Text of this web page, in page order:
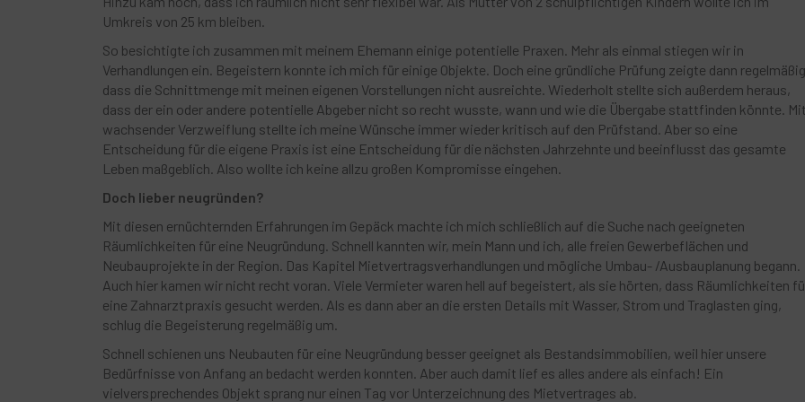
Umkreis von 25 km bleiben.
So besichtigte ich zusammen mit meinem Ehemann einige potentielle Praxen. Mehr als einmal stiegen wir in
Verhandlungen ein. Begeistern konnte ich mich für einige Objekte. Doch eine gründliche Prüfung zeigte dann
dass die Schnittmenge mit meinen eigenen Vorstellungen nicht ausreichte. Wiederholt stellte sich außerdem heraus,
dass der ein oder andere potentielle Abgeber nicht so recht wusste, wann und wie die Übergabe stattfinden könnte. Mit
wachsender Verzweiflung stellte ich meine Wünsche immer wieder kritisch auf den Prüfstand. Aber so eine
Entscheidung für die eigene Praxis ist eine Entscheidung für die nächsten Jahrzehnte und beeinflusst das gesamte
Leben maßgeblich. Also wollte ich keine allzu großen Kompromisse eingehen.
Doch lieber neugründen?
Mit diesen ernüchternden Erfahrungen im Gepäck machte ich mich schließlich auf die Suche nach geeigneten
Räumlichkeiten für eine Neugründung. Schnell kannten wir, mein Mann und ich, alle freien Gewerbeflächen und
Neubauprojekte in der Region. Das Kapitel Mietvertragsverhandlungen und mögliche Umbau- /Ausbauplanung begann.
Auch hier kamen wir nicht recht voran. Viele Vermieter waren hell auf begeistert, als sie hörten, dass Räumlichkeiten
eine Zahnarztpraxis gesucht werden. Als es dann aber an die ersten Details mit Wasser, Strom und Traglasten ging,
schlug die Begeisterung regelmäßig um.
Schnell schienen uns Neubauten für eine Neugründung besser geeignet als Bestandsimmobilien, weil hier unsere
Bedürfnisse von Anfang an bedacht werden konnten. Aber auch damit lief es alles andere als einfach! Ein
vielversprechendes Objekt sprang nur einen Tag vor Unterzeichnung des Mietvertrages ab.